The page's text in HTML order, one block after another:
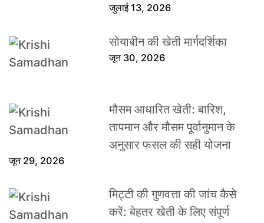
जुलाई 13, 2026
सोयाबीन की खेती मार्गदर्शिका
जून 30, 2026
मौसम आधारित खेती: बारिश,
तापमान और मौसम पूर्वानुमान के
अनुसार फसल की सही योजना
जून 29, 2026
मिट्टी की गुणवत्ता की जांच कैसे
करें: बेहतर खेती के लिए संपूर्ण